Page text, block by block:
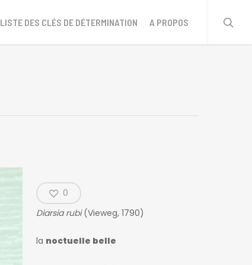
LISTE DES CLÉS DE DÉTERMINATION A PROPOS
0
Diarsia rubi(Vieweg, 1790)
la noctuelle belle